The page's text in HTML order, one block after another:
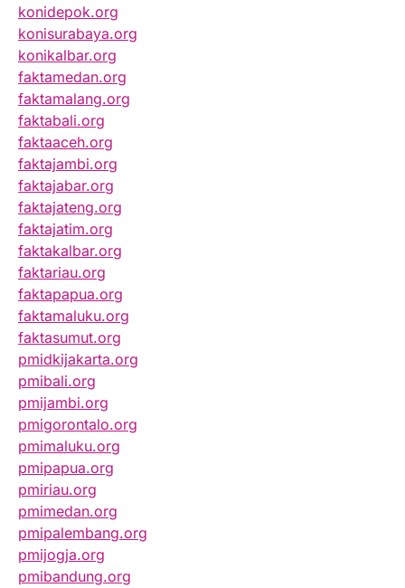
konidepok.org
konisurabaya.org
konikalbar.org
faktamedan.org
faktamalang.org
faktabali.org
faktaaceh.org
faktajambi.org
faktajabar.org
faktajateng.org
faktajatim.org
faktakalbar.org
faktariau.org
faktapapua.org
faktamaluku.org
faktasumut.org
pmidkijakarta.org
pmibali.org
pmijambi.org
pmigorontalo.org
pmimaluku.org
pmipapua.org
pmiriau.org
pmimedan.org
pmipalembang.org
pmijogja.org
pmibandung.org